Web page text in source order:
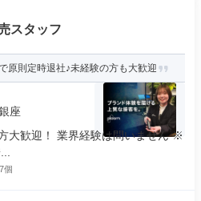
スタッフ
原則定時退社♪未経験の方も大歓迎
座
大歓迎！ 業界経験は問いません ※
個